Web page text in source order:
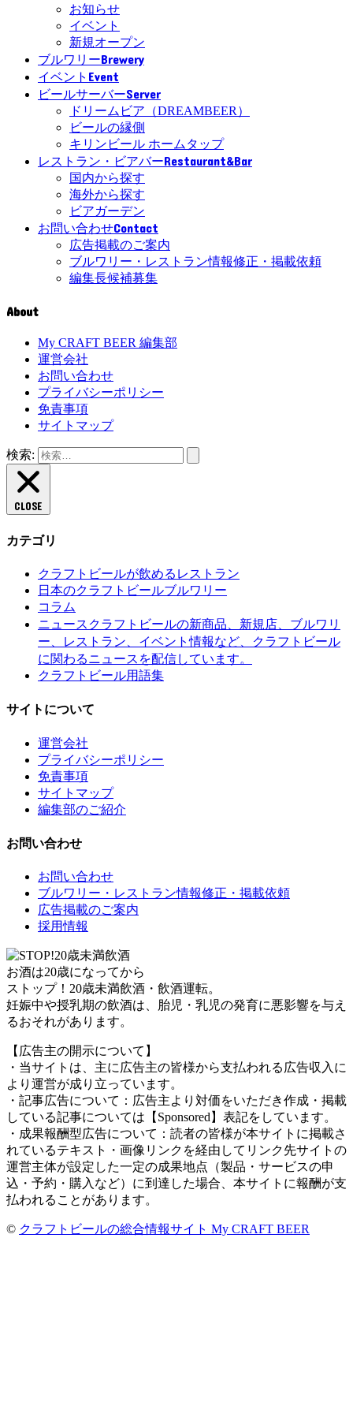
お知らせ
イベント
新規オープン
ブルワリーBrewery
イベント Event
ビールサーバーServer
ドリームビア（DREAMBEER）
ビールの縁側
キリンビール ホームタップ
レストラン・ビアバーRestaurant&Bar
国内から探す
海外から探す
ビアガーデン
お問い合わせContact
広告掲載のご案内
ブルワリー・レストラン情報修正・掲載依頼
編集長候補募集
About
My CRAFT BEER 編集部
運営会社
お問い合わせ
プライバシーポリシー
免責事項
サイトマップ
検索:
CLOSE
カテゴリ
クラフトビールが飲めるレストラン
日本のクラフトビールブルワリー
コラム
ニュース クラフトビールの新商品、新規店、ブルワリ
ー、レストラン、イベント情報など、クラフトビール
に関わるニュースを配信しています。
クラフトビール用語集
サイトについて
運営会社
プライバシーポリシー
免責事項
サイトマップ
編集部のご紹介
お問い合わせ
お問い合わせ
ブルワリー・レストラン情報修正・掲載依頼
広告掲載のご案内
採用情報
お酒は20歳になってから
ストップ！20歳未満飲酒・飲酒運転。
妊娠中や授乳期の飲酒は、胎児・乳児の発育に悪影響を与え
るおそれがあります。
【広告主の開示について】
・当サイトは、主に広告主の皆様から支払われる広告収入に
より運営が成り立っています。
・記事広告について：広告主より対価をいただき作成・掲載
している記事については【Sponsored】表記をしています。
・成果報酬型広告について：読者の皆様が本サイトに掲載さ
れているテキスト・画像リンクを経由してリンク先サイトの
運営主体が設定した一定の成果地点（製品・サービスの申
込・予約・購入など）に到達した場合、本サイトに報酬が支
払われることがあります。
© クラフトビールの総合情報サイト My CRAFT BEER